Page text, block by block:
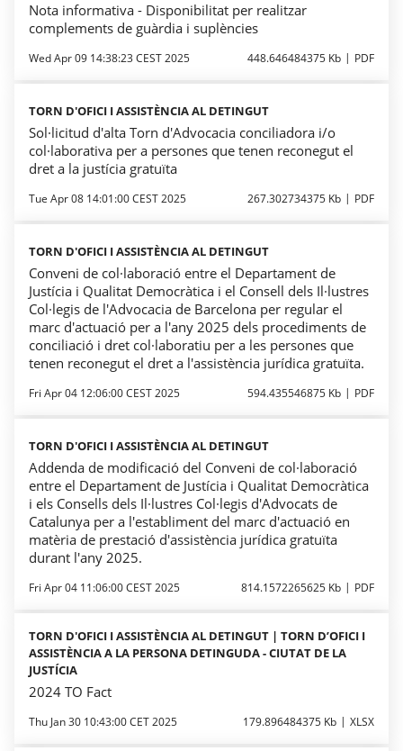
Nota informativa - Disponibilitat per realitzar
complements de guàrdia i suplències
Wed Apr 09 14:38:23 CEST 2025 448.646484375 Kb PDF
TORN D'OFICI I ASSISTÈNCIA AL DETINGUT
Sol·licitud d'alta Torn d'Advocacia conciliadora i/o
col·laborativa per a persones que tenen reconegut el
dret a la justícia gratuïta
Tue Apr 08 14:01:00 CEST 2025 267.302734375 Kb PDF
TORN D'OFICI I ASSISTÈNCIA AL DETINGUT
Conveni de col·laboració entre el Departament de
Justícia i Qualitat Democràtica i el Consell dels Il·lustres
Col·legis de l'Advocacia de Barcelona per regular el
marc d'actuació per a l'any 2025 dels procediments de
conciliació i dret col·laboratiu per a les persones que
tenen reconegut el dret a l'assistència jurídica gratuïta.
Fri Apr 04 12:06:00 CEST 2025 594.435546875 Kb PDF
TORN D'OFICI I ASSISTÈNCIA AL DETINGUT
Addenda de modificació del Conveni de col·laboració
entre el Departament de Justícia i Qualitat Democràtica
i els Consells dels Il·lustres Col·legis d'Advocats de
Catalunya per a l'establiment del marc d'actuació en
matèria de prestació d'assistència jurídica gratuïta
durant l'any 2025.
Fri Apr 04 11:06:00 CEST 2025 814.1572265625 Kb PDF
TORN D'OFICI I ASSISTÈNCIA AL DETINGUT | TORN D’OFICI I
ASSISTÈNCIA A LA PERSONA DETINGUDA - CIUTAT DE LA
JUSTÍCIA
2024 TO Fact
Thu Jan 30 10:43:00 CET 2025 179.896484375 Kb XLSX